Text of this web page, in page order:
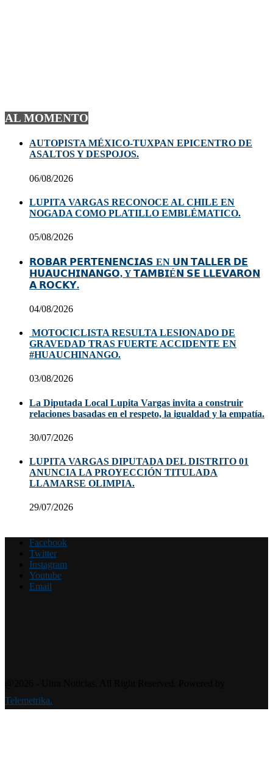
AL MOMENTO
AUTOPISTA MÉXICO-TUXPAN EPICENTRO DE
ASALTOS Y DESPOJOS.
06/08/2026
LUPITA VARGAS RECONOCE AL CHILE EN
NOGADA COMO PLATILLO EMBLÉMATICO.
05/08/2026
𝗥𝗢𝗕𝗔𝗥 𝗣𝗘𝗥𝗧𝗘𝗡𝗘𝗡𝗖𝗜𝗔𝗦 EN 𝗨𝗡 𝗧𝗔𝗟𝗟𝗘𝗥 𝗗𝗘
𝗛𝗨𝗔𝗨𝗖𝗛𝗜𝗡𝗔𝗡𝗚𝗢, Y 𝗧𝗔𝗠𝗕𝗜É𝗡 𝗦𝗘 𝗟𝗟𝗘𝗩𝗔𝗥𝗢𝗡
𝗔 𝗥𝗢𝗖𝗞𝗬.
04/08/2026
MOTOCICLISTA RESULTA LESIONADO DE
GRAVEDAD TRAS FUERTE ACCIDENTE EN
#HUAUCHINANGO.
03/08/2026
La Diputada Local Lupita Vargas invita a construir
relaciones basadas en el respeto, la igualdad y la empatía.
30/07/2026
LUPITA VARGAS DIPUTADA DEL DISTRITO 01
ANUNCIA LA PROYECCIÓN TITULADA
LLAMARSE OLIMPIA.
29/07/2026
Facebook
Twitter
Instagram
Youtube
Email
Telemetrika.